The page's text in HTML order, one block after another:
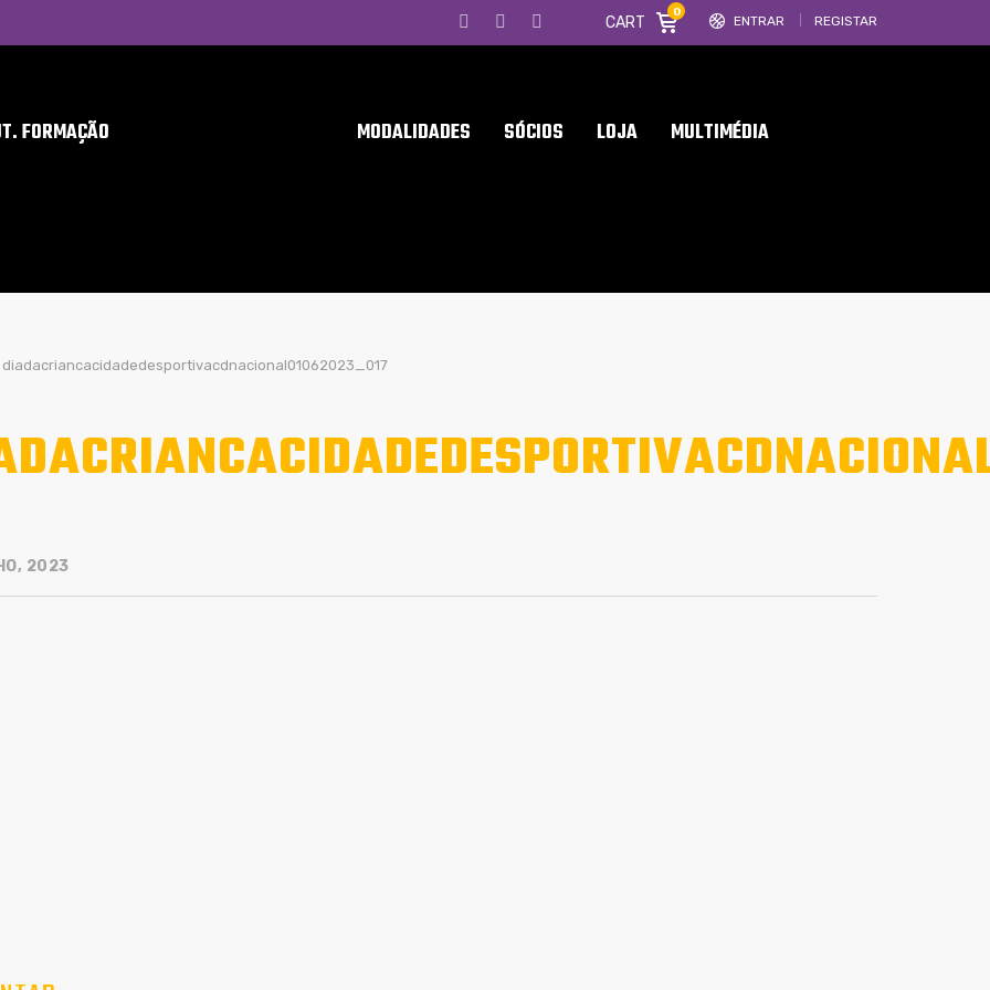
ENTRAR REGISTAR
CART
0
FORMAÇÃO MODALIDADES SÓCIOS LOJA MULTIMÉDIA
diadacriancacidadedesportivacdnacional01062023_017
2023